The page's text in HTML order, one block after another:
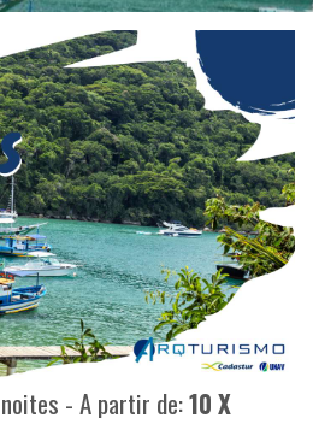
- A partir de:10 X